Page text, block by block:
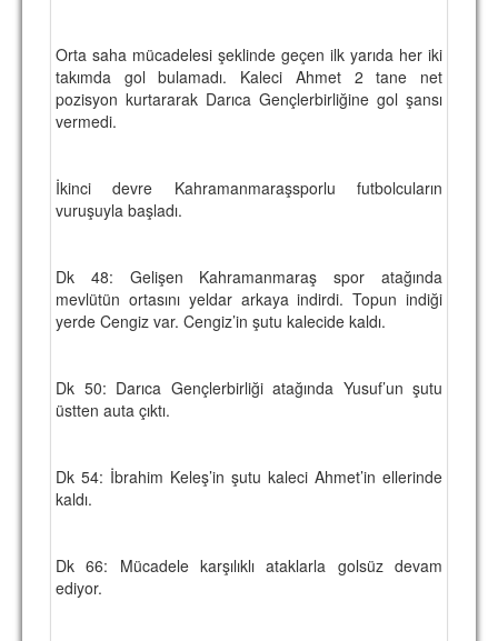
Orta saha mücadelesi şeklinde geçen ilk yarıda her iki
takımda gol bulamadı. Kaleci Ahmet 2 tane net
pozisyon kurtararak Darıca Gençlerbirliğine gol şansı
vermedi.
İkinci devre Kahramanmaraşsporlu futbolcuların
vuruşuyla başladı.
Dk 48: Gelişen Kahramanmaraş spor atağında
mevlütün ortasını yeldar arkaya indirdi. Topun indiği
yerde Cengiz var. Cengiz’in şutu kalecide kaldı.
Dk 50: Darıca Gençlerbirliği atağında Yusuf’un şutu
üstten auta çıktı.
Dk 54: İbrahim Keleş’in şutu kaleci Ahmet’in ellerinde
kaldı.
Dk 66: Mücadele karşılıklı ataklarla golsüz devam
ediyor.